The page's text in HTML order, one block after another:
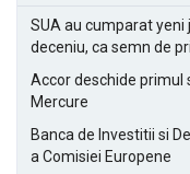
SUA au cumparat
deceniu, ca semn de
Accor deschide primul
Mercure
Banca de Investitii si
a Comisiei Europene